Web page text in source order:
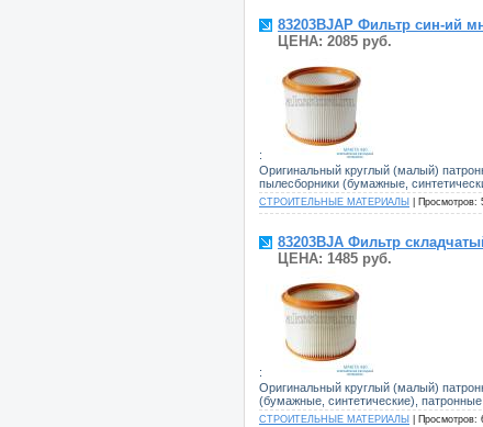
83203BJAP Фильтр син-ий
ЦЕНА: 2085 руб.
:
Оригинальный круглый (малый)
пылесборники (бумажные,
СТРОИТЕЛЬНЫЕ МАТЕРИАЛЫ | Просмотров:
83203BJA Фильтр
ЦЕНА: 1485 руб.
:
Оригинальный круглый (малый)
(бумажные, синтетические),
СТРОИТЕЛЬНЫЕ МАТЕРИАЛЫ | Просмотров: